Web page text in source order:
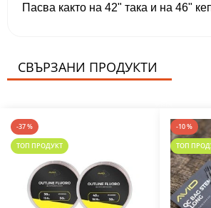
Пасва както на 42" така и на 46"
СВЪРЗАНИ ПРОДУКТИ
-37 %
ТОП ПРОДУКТ
-10 %
ТОП